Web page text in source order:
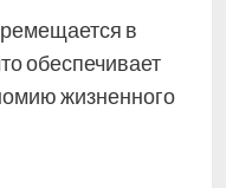
в
обеспечивает
жизненного